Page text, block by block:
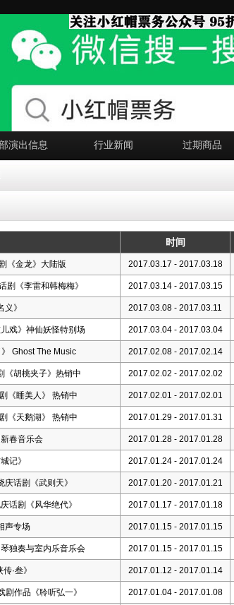
演出信息 行业新闻 过期商品
时间
《金龙》大陆版 2017.03.17 - 2017.03.18
剧《李雷和韩梅梅》 2017.03.14 - 2017.03.15
》 2017.03.08 - 2017.03.11
戏》神仙妖怪特别场 2017.03.04 - 2017.03.04
Ghost The Music 2017.02.08 - 2017.02.14
《胡桃夹子》热销中 2017.02.02 - 2017.02.02
《睡美人》 热销中 2017.02.01 - 2017.02.01
《天鹅湖》 热销中 2017.01.29 - 2017.01.31
春音乐会 2017.01.28 - 2017.01.28
记》 2017.01.24 - 2017.01.24
话剧《武则天》 2017.01.20 - 2017.01.21
话剧《风华绝代》 2017.01.17 - 2017.01.18
声专场 2017.01.15 - 2017.01.15
独奏与室内乐音乐会 2017.01.15 - 2017.01.15
·叁》 2017.01.12 - 2017.01.14
剧作品《聆听弘一》 2017.01.04 - 2017.01.08